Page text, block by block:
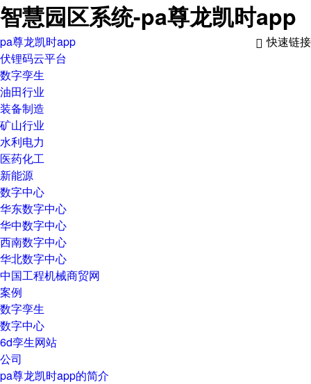
智慧园区系统-pa尊龙凯时app
pa尊龙凯时app
伏锂码云平台
数字孪生
油田行业
装备制造
矿山行业
水利电力
医药化工
新能源
数字中心
华东数字中心
华中数字中心
西南数字中心
华北数字中心
中国工程机械商贸网
案例
数字孪生
数字中心
6d孪生网站
公司
pa尊龙凯时app的简介
 快速链接